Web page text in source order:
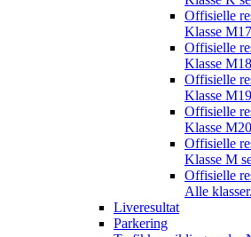
Offisielle
Klasse M17
Offisielle
Klasse M18
Offisielle
Klasse M19
Offisielle
Klasse
Offisielle
Klasse M
Offisielle
Alle klasser.
Liveresultat
Parkering